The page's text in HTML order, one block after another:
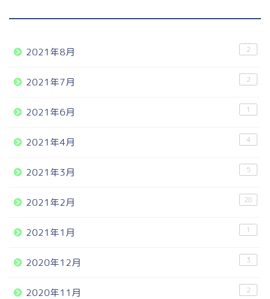
2021年8月 2
2021年7月 2
2021年6月 1
2021年4月 4
2021年3月 5
2021年2月 28
2021年1月 1
2020年12月 3
2020年11月 2